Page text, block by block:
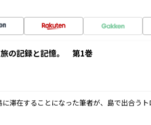
の記録と記憶。 第1巻
滞在することになった筆者が、島で出合う